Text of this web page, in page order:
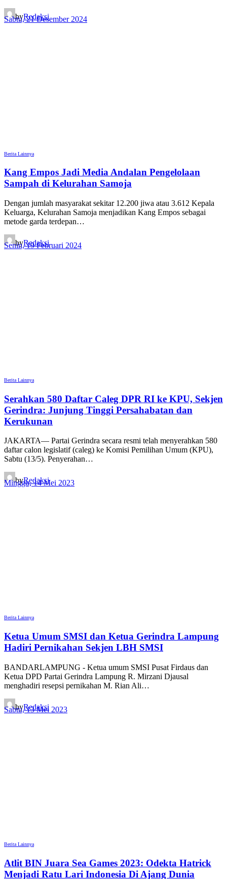
byRedaksi
Sabtu, 21 Desember 2024
Berita Lainnya
Kang Empos Jadi Media Andalan Pengelolaan
Sampah di Kelurahan Samoja
Dengan jumlah masyarakat sekitar 12.200 jiwa atau 3.612 Kepala
Keluarga, Kelurahan Samoja menjadikan Kang Empos sebagai
metode garda terdepan…
byRedaksi
Senin, 19 Februari 2024
Berita Lainnya
Serahkan 580 Daftar Caleg DPR RI ke KPU, Sekjen
Gerindra: Junjung Tinggi Persahabatan dan
Kerukunan
JAKARTA— Partai Gerindra secara resmi telah menyerahkan 580
daftar calon legislatif (caleg) ke Komisi Pemilihan Umum (KPU),
Sabtu (13/5). Penyerahan…
byRedaksi
Minggu, 14 Mei 2023
Berita Lainnya
Ketua Umum SMSI dan Ketua Gerindra Lampung
Hadiri Pernikahan Sekjen LBH SMSI
BANDARLAMPUNG - Ketua umum SMSI Pusat Firdaus dan
Ketua DPD Partai Gerindra Lampung R. Mirzani Djausal
menghadiri resepsi pernikahan M. Rian Ali…
byRedaksi
Sabtu, 13 Mei 2023
Berita Lainnya
Atlit BIN Juara Sea Games 2023: Odekta Hatrick
Menjadi Ratu Lari Indonesia Di Ajang Dunia